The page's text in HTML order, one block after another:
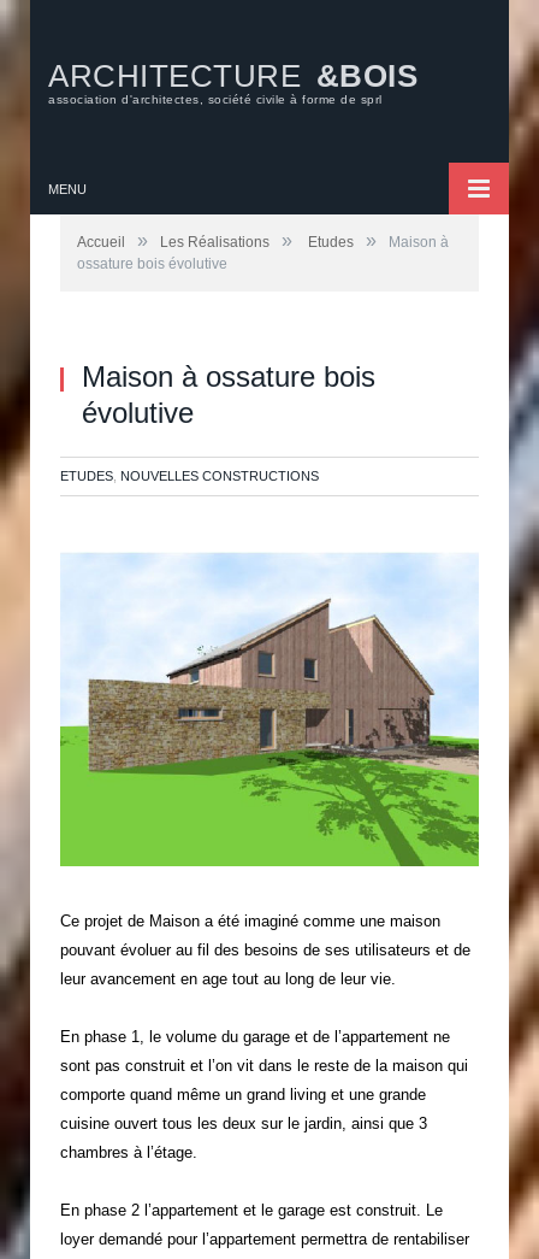
ARCHITECTURE &BOIS
association d'architectes, société civile à forme de sprl
MENU
Accueil » Les Réalisations » Etudes »
Maison à
ossature bois évolutive
Maison à ossature bois
évolutive
ETUDES NOUVELLES CONSTRUCTIONS
Ce projet de Maison a été imaginé comme une maison
pouvant évoluer au fil des besoins de ses utilisateurs et de
leur avancement en age tout au long de leur vie.
En phase 1, le volume du garage et de l’appartement ne
sont pas construit et l’on vit dans le reste de la maison qui
comporte quand même un grand living et une grande
cuisine ouvert tous les deux sur le jardin, ainsi que 3
chambres à l’étage.
En phase 2 l’appartement et le garage est construit. Le
loyer demandé pour l’appartement permettra de rentabiliser